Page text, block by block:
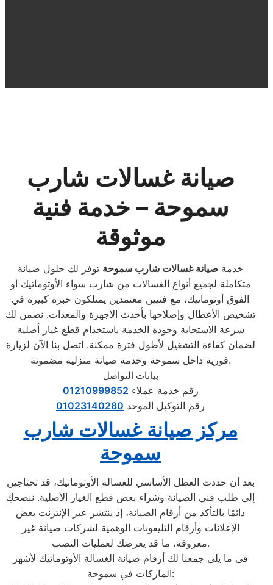
صيانة غسالات شارب
سموحة – خدمة فنية
موثوقة
خدمة صيانة غسالات شارب سموحة توفر لك حلول صيانة
متكاملة لجميع أنواع الغسالات من شارب سواء الأوتوماتيك أو
الفوق أوتوماتيك، مع فنيين معتمدين يمتلكون خبرة كبيرة في
تشخيص الأعطال وإصلاحها بأحدث الأجهزة والمعدات. نضمن لك
سرعة الاستجابة وجودة الخدمة باستخدام قطع غيار أصلية
لضمان كفاءة التشغيل لأطول فترة ممكنة. اتصل بنا الآن لزيارة
فورية داخل سموحة وخدمة صيانة منزلية مضمونة.
بيانات التواصل
رقم خدمة عملاء 01210999852
رقم التوكيل الموحد 01023140280
مركز صيانة غسالات شارب
سموحة
بعد أن حددت العطل الأساسي للغسالة الأوتوماتيك، قد تحتاجين
إلى طلب فني الصيانة وشراء بعض قطع الغيار الأصلية. ننصحكِ
دائمًا بالتأكد من أرقام الصيانة، إذ ينتشر عبر الإنترنت بعض
الإعلانات وأرقام التليفونات الوهمية لشركات صيانة غير
معروفة، ما قد يعرضك لعمليات النصب.
في ما يلي جمعنا لك أرقام صيانة الغسالة الأوتوماتيك لأشهر
الماركات في سموحة: